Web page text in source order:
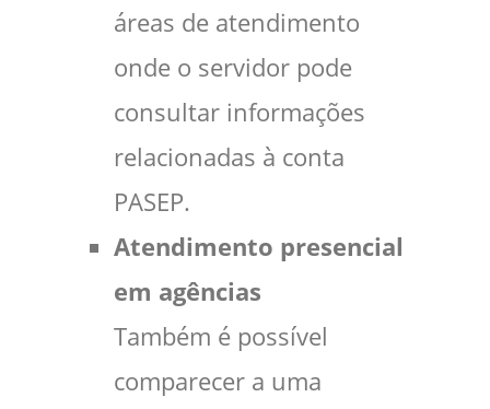
áreas de atendimento
onde o servidor pode
consultar informações
relacionadas à conta
PASEP.
Atendimento presencial
em agências
Também é possível
comparecer a uma